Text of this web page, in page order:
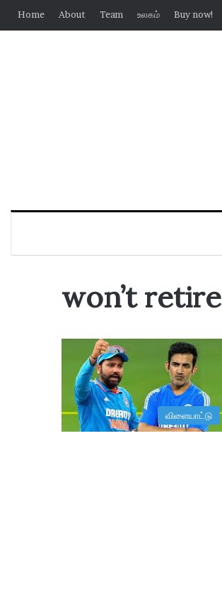
Home About Team உலகம் Buy now!
won’t retire
விளையாட்டு